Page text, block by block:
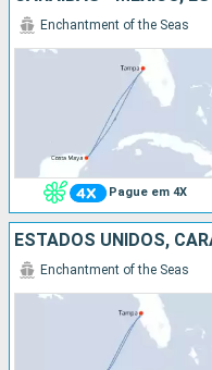
Pague em 4X
Enchantment of the Seas
ESTADOS UNIDOS,
Enchantment of the Seas